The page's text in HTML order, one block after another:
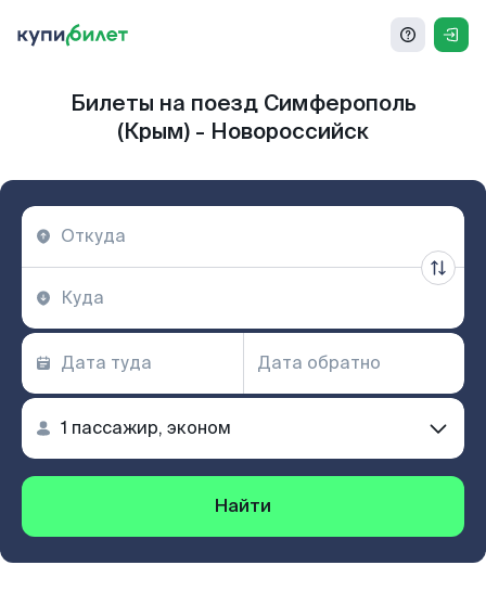
Билеты на поезд Симферополь
(Крым) - Новороссийск
Найти